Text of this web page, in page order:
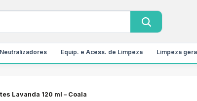
Equip. e Acess. de Limpeza Limpeza
Lavanda 120 ml – Coala